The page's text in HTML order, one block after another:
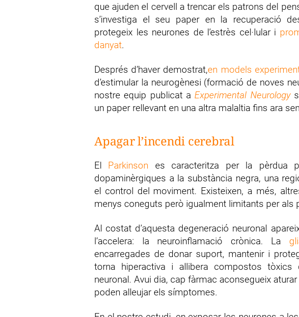
que ajuden el cervell a trencar els patrons del
s’investiga el seu paper en la recuperació
protegeix les neurones de l’estrès cel·lular i
danyat.
Després d’haver demostrat,en models
d’estimular la neurogènesi (formació de noves
nostre equip publicat aExperimental Neurology
un paper rellevant en una altra malaltia fins ara
Apagar l’incendi cerebral
El Parkinson es caracteritza per la pèrdua
dopaminèrgiques a la substància negra, una
el control del moviment. Existeixen, a més,
menys coneguts però igualment limitants per als
Al costat d’aquesta degeneració neuronal
l’accelera: la neuroinflamació crònica. La
encarregades de donar suport, mantenir i
torna hiperactiva i allibera compostos tòxics
neuronal. Avui dia, cap fàrmac aconsegueix
poden alleujar els símptomes.